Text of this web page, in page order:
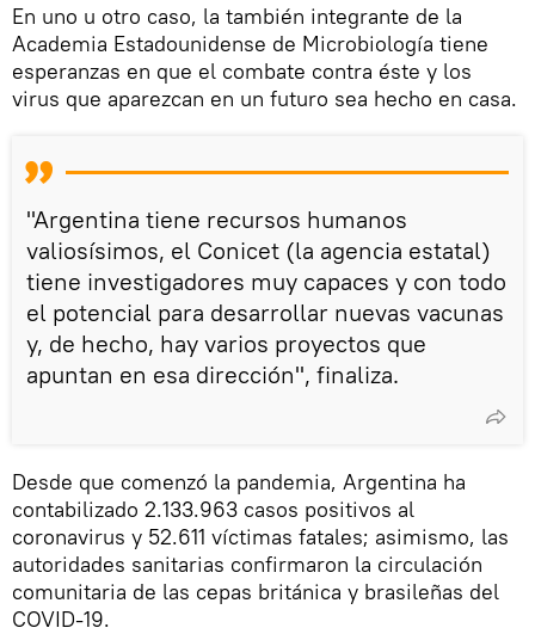
En uno u otro caso, la también integrante de la
Academia Estadounidense de Microbiología tiene
esperanzas en que el combate contra éste y los
virus que aparezcan en un futuro sea hecho en casa.
"Argentina tiene recursos humanos
valiosísimos, el Conicet (la agencia estatal)
tiene investigadores muy capaces y con todo
el potencial para desarrollar nuevas vacunas
y, de hecho, hay varios proyectos que
apuntan en esa dirección", finaliza.
Desde que comenzó la pandemia, Argentina ha
contabilizado 2.133.963 casos positivos al
coronavirus y 52.611 víctimas fatales; asimismo, las
autoridades sanitarias confirmaron la circulación
comunitaria de las cepas británica y brasileñas del
COVID-19.